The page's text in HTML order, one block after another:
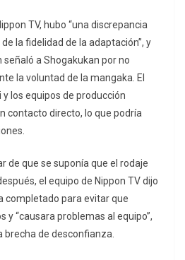
TV, hubo “una discrepancia
la fidelidad de la adaptación”, y
señaló a Shogakukan por no
la voluntad de la mangaka. El
los equipos de producción
contacto directo, lo que podría
de que se suponía que el rodaje
el equipo de Nippon TV dijo
completado para evitar que
y “causara problemas al equipo”,
brecha de desconfianza.